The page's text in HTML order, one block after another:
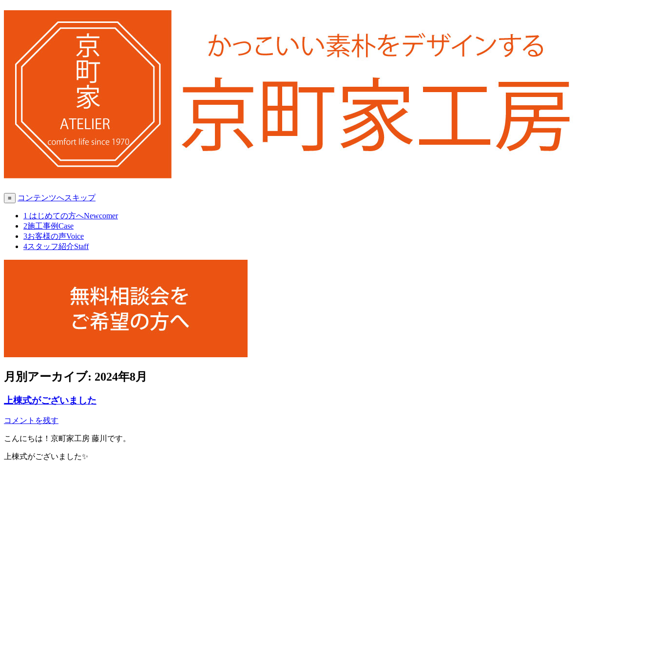
≡ コンテンツへスキップ
1 はじめての方へNewcomer
2施工事例Case
3お客様の声Voice
4スタッフ紹介Staff
月別アーカイブ: 2024年8月
上棟式がございました
コメントを残す
こんにちは！京町家工房 藤川です。
上棟式がございました✨